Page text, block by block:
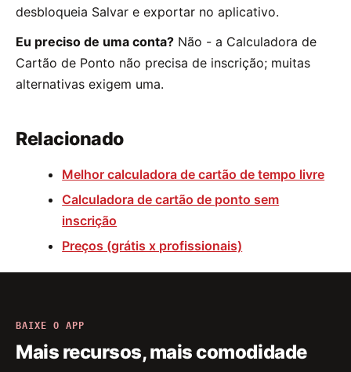
desbloqueia Salvar e exportar no aplicativo.
Eu preciso de uma conta? Não - a Calculadora de
Cartão de Ponto não precisa de inscrição; muitas
alternativas exigem uma.
Relacionado
Melhor calculadora de cartão de tempo livre
Calculadora de cartão de ponto sem
inscrição
Preços (grátis x profissionais)
BAIXE O APP
Mais recursos, mais comodidade